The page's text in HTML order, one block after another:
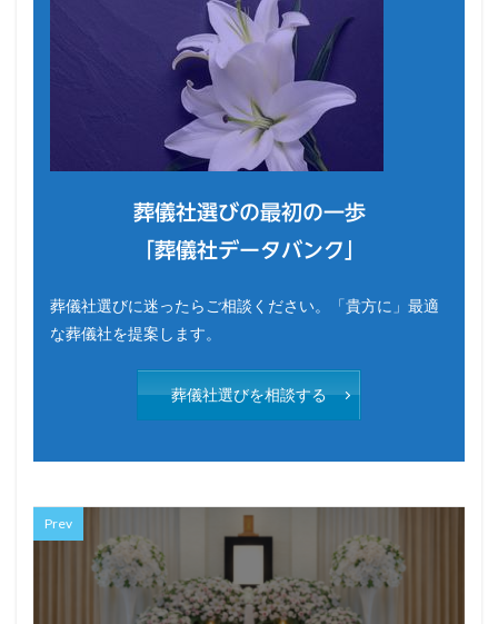
葬儀社選びの最初の一歩
「葬儀社データバンク」
葬儀社選びに迷ったらご相談ください。「貴方に」最適
な葬儀社を提案します。
葬儀社選びを相談する
Prev